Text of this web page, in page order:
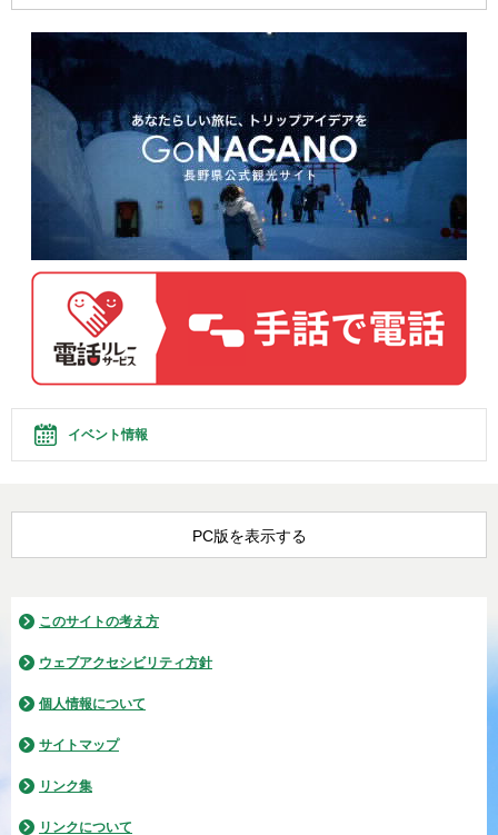
イベント情報
PC版を表示する
このサイトの考え方
ウェブアクセシビリティ方針
個人情報について
サイトマップ
リンク集
リンクについて